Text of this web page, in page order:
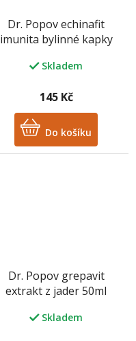
Dr. Popov echinafit
imunita bylinné kapky
Skladem
145 Kč
Do košíku
Dr. Popov grepavit
extrakt z jader 50ml
Skladem